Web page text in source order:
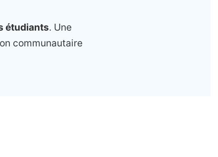
étudiants. Une
communautaire